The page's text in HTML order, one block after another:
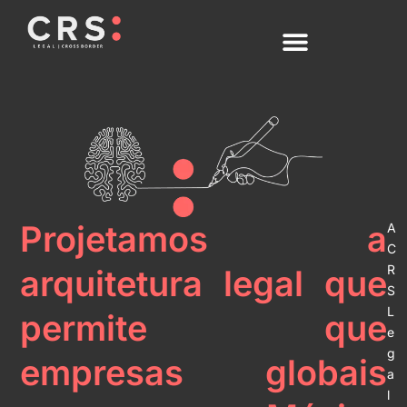
Projetamos a
arquitetura legal que
permite que
empresas globais
A
C
R
S
L
e
g
a
l